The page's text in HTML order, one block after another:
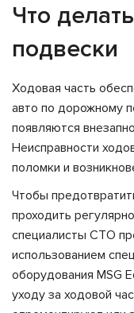
Что
подвески
Ходовая часть
авто по дорожному
появляются
Неисправности
поломки и
Чтобы
проходить
специалисты СТО
использованием
оборудования MSG
уходу за ходовой